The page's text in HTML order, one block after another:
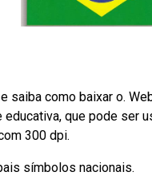
saiba como baixar o.
que pode ser
300 dpi.
símbolos nacionais.